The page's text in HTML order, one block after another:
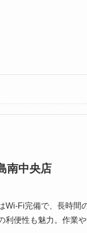
南中央店
Wi-Fi完備で、長時
利便性も魅力。作業